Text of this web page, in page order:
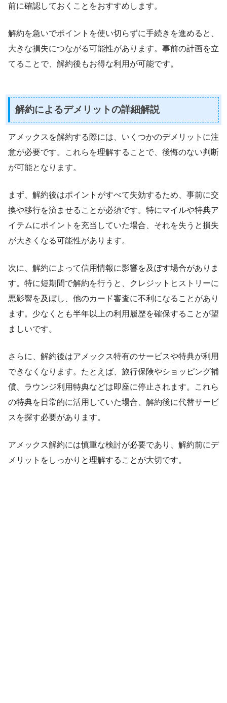
前に確認しておくことをおすすめします。
解約を急いでポイントを使い切らずに手続きを進めると、
大きな損失につながる可能性があります。事前の計画を立
てることで、解約後もお得な利用が可能です。
解約によるデメリットの詳細解説
アメックスを解約する際には、いくつかのデメリットに注
意が必要です。これらを理解することで、後悔のない判断
が可能となります。
まず、解約後はポイントがすべて失効するため、事前に交
換や移行を済ませることが必須です。特にマイルや特典ア
イテムにポイントを充当していた場合、それを失うと損失
が大きくなる可能性があります。
次に、解約によって信用情報に影響を及ぼす場合がありま
す。特に短期間で解約を行うと、クレジットヒストリーに
悪影響を及ぼし、他のカード審査に不利になることがあり
ます。少なくとも半年以上の利用履歴を確保することが望
ましいです。
さらに、解約後はアメックス特有のサービスや特典が利用
できなくなります。たとえば、旅行保険やショッピング補
償、ラウンジ利用特典などは即座に停止されます。これら
の特典を日常的に活用していた場合、解約後に代替サービ
スを探す必要があります。
アメックス解約には慎重な検討が必要であり、解約前にデ
メリットをしっかりと理解することが大切です。